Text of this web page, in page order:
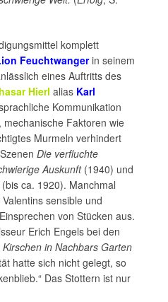
komplett
Feuchtwangerin seinem
eines Auftritts des
Hierl alias Karl
Kommunikation
Faktoren wie
Murmeln verhindert
Die verfluchte
Auskunft(1940) und
(bis ca. 1920). Manchmal
sensible und
von Stücken aus.
Erich Engels bei den
Kirschen in Nachbars Garten
hatte sich nicht gelegt, so
Das Stottern ist nur